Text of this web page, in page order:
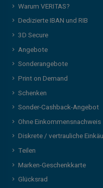
Warum VERITAS?
Dedizierte IBAN und RIB
3D Secure
Angebote
Sonderangebote
Print on Demand
Schenken
Sonder-Cashback-Angebot
Ohne Einkommensnachweis
Diskrete / vertrauliche
Teilen
Marken-Geschenkkarte
Glücksrad